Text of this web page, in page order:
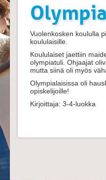
Vuolenkosken koululla
koululaisille.
Koululaiset jaettiin
olympiatuli. Ohjaajat
mutta siinä oli myös
Olympialaisissa oli
opiskelijoille!
Kirjoittaja: 3-4-luokka